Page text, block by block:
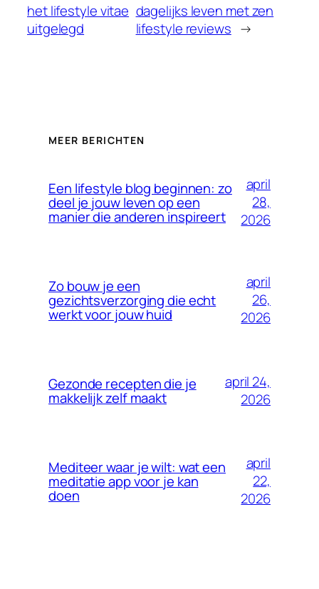
het lifestyle vitae
uitgelegd
dagelijks leven met zen
lifestyle reviews →
MEER BERICHTEN
Een lifestyle blog beginnen: zo
deel je jouw leven op een
manier die anderen inspireert
april
28,
2026
Zo bouw je een
gezichtsverzorging die echt
werkt voor jouw huid
april
26,
2026
Gezonde recepten die je
makkelijk zelf maakt
april 24,
2026
Mediteer waar je wilt: wat een
meditatie app voor je kan
doen
april
22,
2026